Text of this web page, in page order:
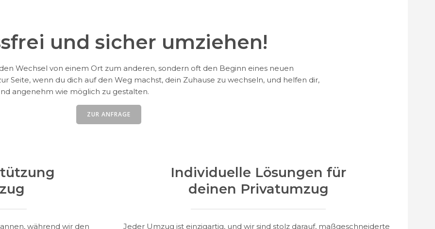
und sicher umziehen!
Wechsel von einem Ort zum anderen, sondern oft den Beginn eines neuen
Seite, wenn du dich auf den Weg machst, dein Zuhause zu wechseln, und helfen dir,
angenehm wie möglich zu gestalten.
ZUR ANFRAGE
während wir den
Individuelle Lösungen für
deinen Privatumzug
Jeder Umzug ist einzigartig, und wir sind stolz darauf, maßgeschneiderte